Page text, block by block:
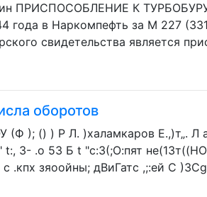
ПРИСПОСОБЛЕНИЕ К
в Наркомпефть за М 227
свидетельства является
оборотов
); () ) Р Л. )халамкаров Е.,)т„. Л
t:, 3- .о 53 Б t "c:3(;О:пят
.кпх зяоойны; дВиГатс ,;:ей C